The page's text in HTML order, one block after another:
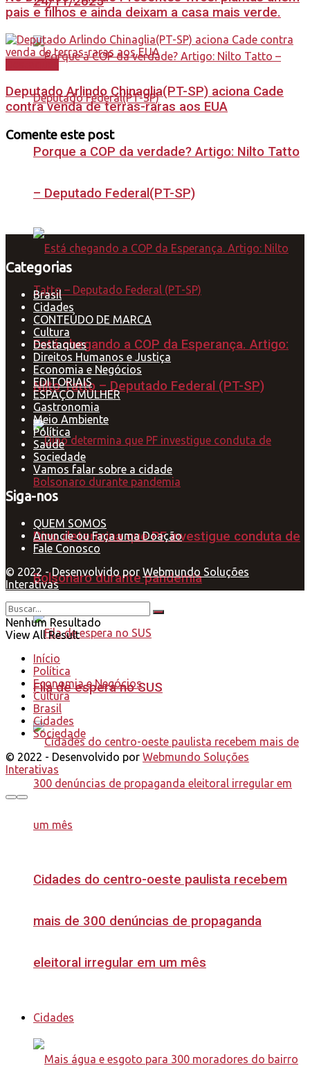
Porque a COP da verdade? Artigo: Nilto Tatto
– Deputado Federal(PT-SP)
Está chegando a COP da Esperança. Artigo:
Nilto Tatto – Deputado Federal (PT-SP)
Dino determina que PF investigue conduta de
Bolsonaro durante pandemia
Fila de espera no SUS
Cidades do centro-oeste paulista recebem
mais de 300 denúncias de propaganda
eleitoral irregular em um mês
Cidades
pais e filhos e ainda deixam a casa mais verde.
Deputado Arlindo Chinaglia(PT-SP) aciona Cade
contra venda de terras-raras aos EUA
Comente este post
Categorias
Brasil
Cidades
CONTEÚDO DE MARCA
Cultura
Destaques
Direitos Humanos e Justiça
Economia e Negócios
EDITORIAIS
ESPAÇO MULHER
Gastronomia
Meio Ambiente
Política
Saúde
Sociedade
Vamos falar sobre a cidade
Siga-nos
QUEM SOMOS
Anuncie ou Faça uma Doação
Fale Conosco
© 2022 - Desenvolvido por Webmundo Soluções
Interativas
Nenhum Resultado
View All Result
Início
Política
Economia e Negócios
Cultura
Brasil
Cidades
Sociedade
© 2022 - Desenvolvido por Webmundo Soluções
Interativas